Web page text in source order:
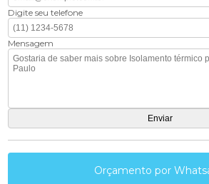
Digite seu telefone
Mensagem
Orçamento por